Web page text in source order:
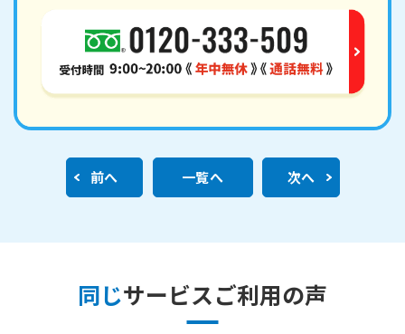
前へ 一覧へ 次へ
同じサービスご利用の声